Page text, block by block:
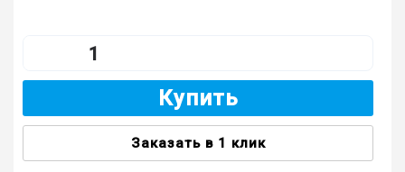
Купить
Заказать в 1 клик